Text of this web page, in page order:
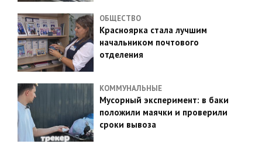
ОБЩЕСТВО
Красноярка стала лучшим
начальником почтового
отделения
КОММУНАЛЬНЫЕ
Мусорный эксперимент: в баки
положили маячки и проверили
сроки вывоза